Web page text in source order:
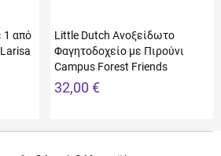
1 από
Little Dutch Ανοξείδωτο
Φαγητοδοχείο με Πιρούνι
Campus Forest Friends
32,00 €